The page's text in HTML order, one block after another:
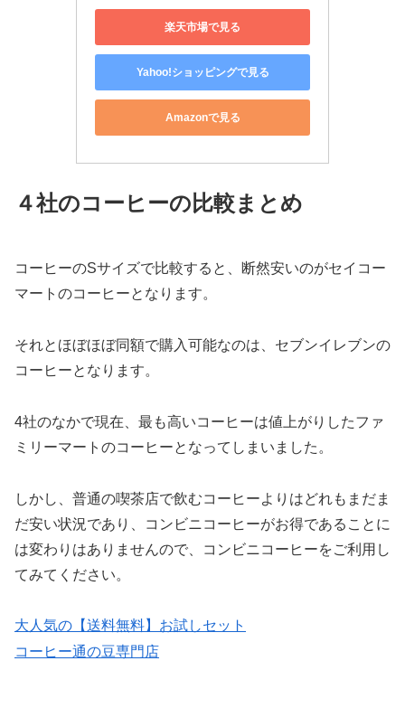
楽天市場で見る
Yahoo!ショッピングで見る
Amazonで見る
４社のコーヒーの比較まとめ
コーヒーのSサイズで比較すると、断然安いのがセイコー
マートのコーヒーとなります。
それとほぼほぼ同額で購入可能なのは、セブンイレブンの
コーヒーとなります。
4社のなかで現在、最も高いコーヒーは値上がりしたファ
ミリーマートのコーヒーとなってしまいました。
しかし、普通の喫茶店で飲むコーヒーよりはどれもまだま
だ安い状況であり、コンビニコーヒーがお得であることに
は変わりはありませんので、コンビニコーヒーをご利用し
てみてください。
大人気の【送料無料】お試しセット
コーヒー通の豆専門店